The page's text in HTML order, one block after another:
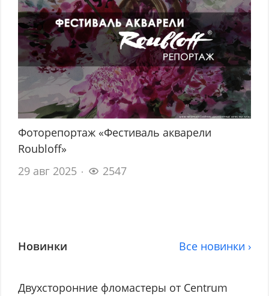
Фоторепортаж «Фестиваль акварели
Roubloff»
29 авг 2025
2547
Новинки Все новинки ›
Двухсторонние фломастеры от Centrum